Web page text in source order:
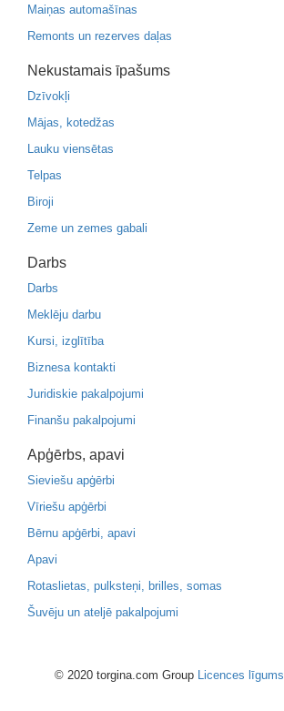
Maiņas automašīnas
Remonts un rezerves daļas
Nekustamais īpašums
Dzīvokļi
Mājas, kotedžas
Lauku viensētas
Telpas
Biroji
Zeme un zemes gabali
Darbs
Darbs
Meklēju darbu
Kursi, izglītība
Biznesa kontakti
Juridiskie pakalpojumi
Finanšu pakalpojumi
Apģērbs, apavi
Sieviešu apģērbi
Vīriešu apģērbi
Bērnu apģērbi, apavi
Apavi
Rotaslietas, pulksteņi, brilles, somas
Šuvēju un ateljē pakalpojumi
© 2020 torgina.com Group Licences līgums